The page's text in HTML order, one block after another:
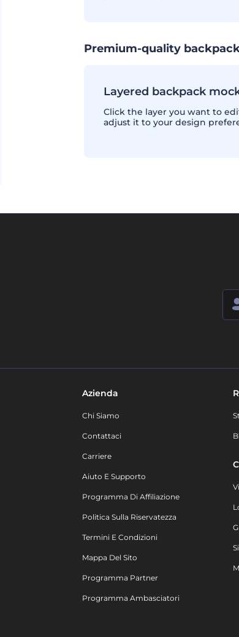
Premium-quality
Layered backpack
Click the layer you want to
adjust it to your design
Azienda
Chi Siamo
Contattaci
Carriere
Aiuto E Supporto
Programma Di Affiliazione
Politica Sulla Riservatezza
Termini E Condizioni
Mappa Del Sito
Programma Partner
Programma Ambasciatori